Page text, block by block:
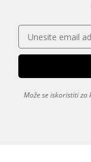
Može se iskoristiti